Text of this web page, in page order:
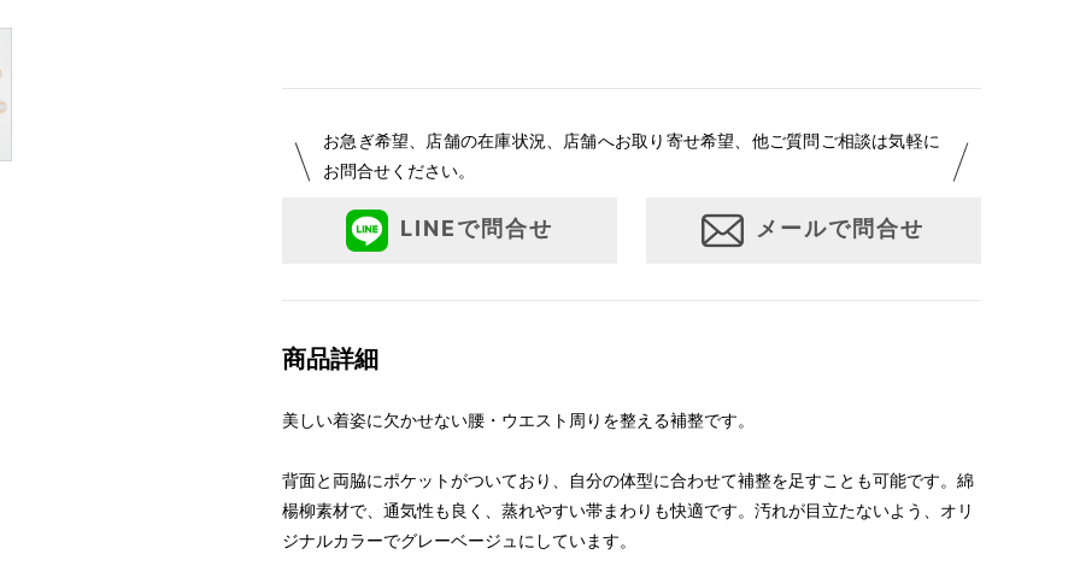
お急ぎ希望、店舗の在庫状況、店舗へお取り寄せ希望、他ご質問ご相談は気軽に
お問合せください。
LINEで問合せ メールで問合せ
商品詳細
美しい着姿に欠かせない腰・ウエスト周りを整える補整です。
背面と両脇にポケットがついており、自分の体型に合わせて補整を足すことも可能です。綿
楊柳素材で、通気性も良く、蒸れやすい帯まわりも快適です。汚れが目立たないよう、オリ
ジナルカラーでグレーベージュにしています。